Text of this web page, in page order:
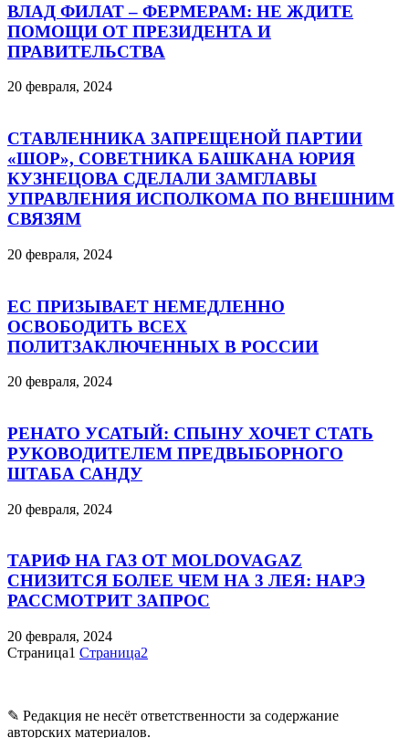
ВЛАД ФИЛАТ – ФЕРМЕРАМ: НЕ ЖДИТЕ
ПОМОЩИ ОТ ПРЕЗИДЕНТА И
ПРАВИТЕЛЬСТВА
20 февраля, 2024
СТАВЛЕННИКА ЗАПРЕЩЕНОЙ ПАРТИИ
«ШОР», СОВЕТНИКА БАШКАНА ЮРИЯ
КУЗНЕЦОВА СДЕЛАЛИ ЗАМГЛАВЫ
УПРАВЛЕНИЯ ИСПОЛКОМА ПО ВНЕШНИМ
СВЯЗЯМ
20 февраля, 2024
ЕС ПРИЗЫВАЕТ НЕМЕДЛЕННО
ОСВОБОДИТЬ ВСЕХ
ПОЛИТЗАКЛЮЧЕННЫХ В РОССИИ
20 февраля, 2024
РЕНАТО УСАТЫЙ: СПЫНУ ХОЧЕТ СТАТЬ
РУКОВОДИТЕЛЕМ ПРЕДВЫБОРНОГО
ШТАБА САНДУ
20 февраля, 2024
ТАРИФ НА ГАЗ ОТ MOLDOVAGAZ
СНИЗИТСЯ БОЛЕЕ ЧЕМ НА 3 ЛЕЯ: НАРЭ
РАССМОТРИТ ЗАПРОС
20 февраля, 2024
Страница1 Страница2
✎ Редакция не несёт ответственности за содержание
авторских материалов.